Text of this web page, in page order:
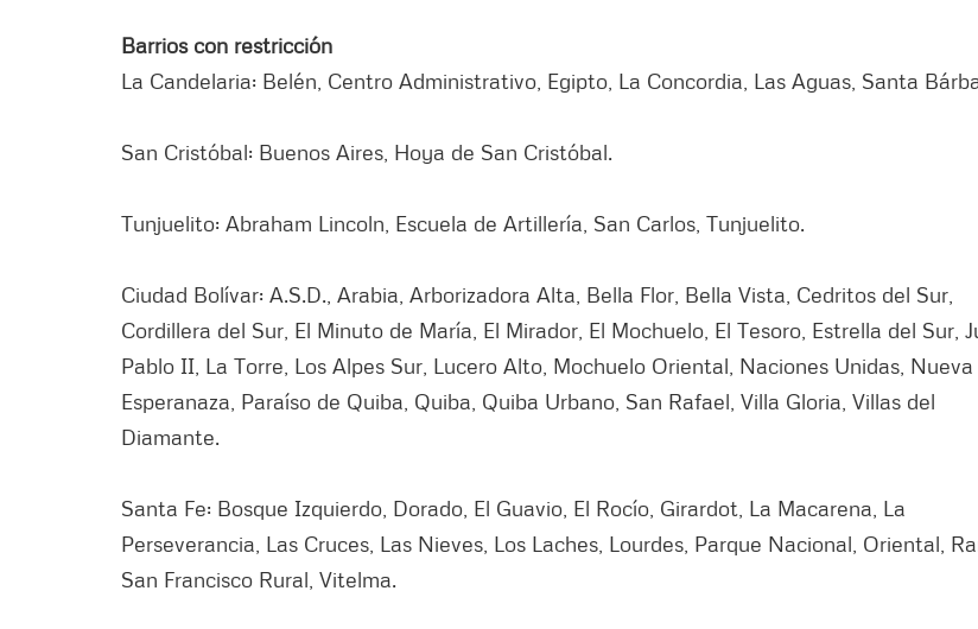
Barrios con restricción
La Candelaria: Belén, Centro Administrativo, Egipto, La Concordia, Las Aguas, Santa
San Cristóbal: Buenos Aires, Hoya de San Cristóbal.
Tunjuelito: Abraham Lincoln, Escuela de Artillería, San Carlos, Tunjuelito.
Ciudad Bolívar: A.S.D., Arabia, Arborizadora Alta, Bella Flor, Bella Vista, Cedritos del Sur,
Cordillera del Sur, El Minuto de María, El Mirador, El Mochuelo, El Tesoro, Estrella del Sur,
Pablo II, La Torre, Los Alpes Sur, Lucero Alto, Mochuelo Oriental, Naciones Unidas, Nueva
Esperanaza, Paraíso de Quiba, Quiba, Quiba Urbano, San Rafael, Villa Gloria, Villas del
Diamante.
Santa Fe: Bosque Izquierdo, Dorado, El Guavio, El Rocío, Girardot, La Macarena, La
Perseverancia, Las Cruces, Las Nieves, Los Laches, Lourdes, Parque Nacional, Oriental,
San Francisco Rural, Vitelma.